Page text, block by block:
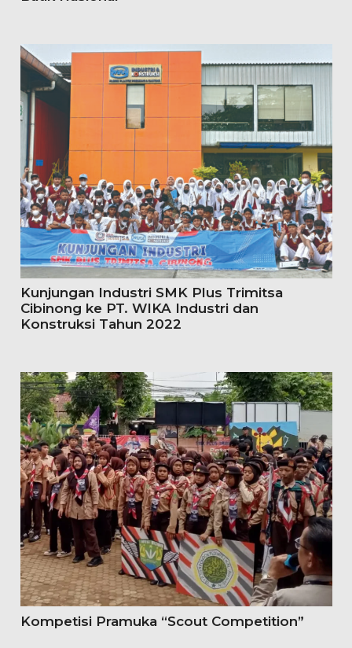
Kunjungan Industri SMK Plus Trimitsa
Cibinong ke PT. WIKA Industri dan
Konstruksi Tahun 2022
Kompetisi Pramuka “Scout Competition”